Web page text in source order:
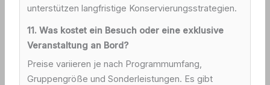
unterstützen langfristige Konservierungsstrategien.
11. Was kostet ein Besuch oder eine exklusive
Veranstaltung an Bord?
Preise variieren je nach Programmumfang,
Gruppengröße und Sonderleistungen. Es gibt